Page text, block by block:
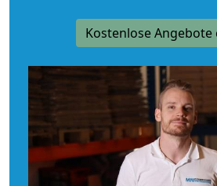
Kostenlose Angebote